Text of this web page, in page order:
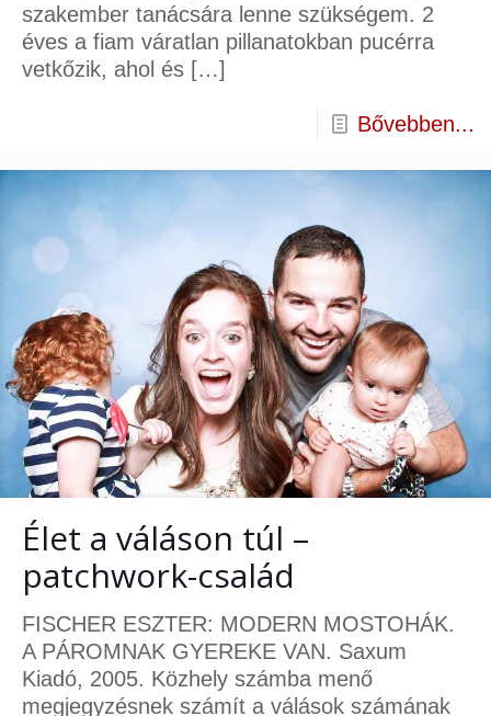
szakember tanácsára lenne szükségem. 2
éves a fiam váratlan pillanatokban pucérra
vetkőzik, ahol és […]
Bővebben...
Élet a váláson túl –
patchwork-család
FISCHER ESZTER: MODERN MOSTOHÁK.
A PÁROMNAK GYEREKE VAN. Saxum
Kiadó, 2005. Közhely számba menő
megjegyzésnek számít a válások számának